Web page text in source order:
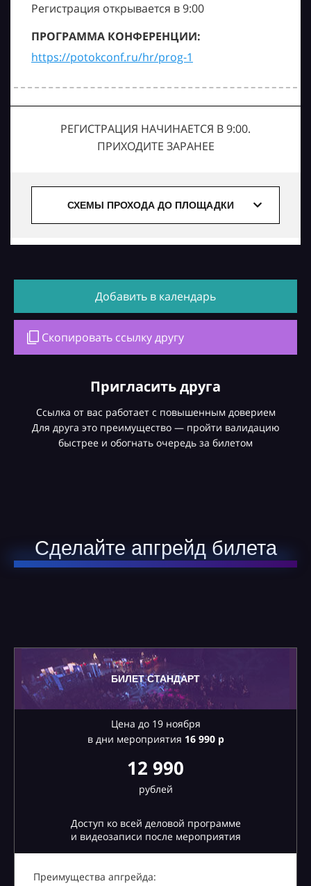
Регистрация открывается в 9:00
ПРОГРАММА КОНФЕРЕНЦИИ:
https://potokconf.ru/hr/prog-1
РЕГИСТРАЦИЯ НАЧИНАЕТСЯ В 9:00.
ПРИХОДИТЕ ЗАРАНЕЕ
СХЕМЫ ПРОХОДА ДО ПЛОЩАДКИ
Добавить в календарь
Скопировать ссылку другу
Пригласить друга
Ссылка от вас работает с повышенным доверием
Для друга это преимущество — пройти валидацию
быстрее и обогнать очередь за билетом
Сделайте апгрейд билета
БИЛЕТ СТАНДАРТ
Цена до 19 ноября
в дни мероприятия 16990 р
12 990
рублей
Доступ ко всей деловой программе
и видеозаписи после мероприятия
Преимущества апгрейда: